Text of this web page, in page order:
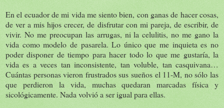
En el ecuador de mi vida me siento bien, con ganas de hacer cosas,
de ver a mis hijos crecer, de disfrutar con mi pareja, de escribir, de
vivir. No me preocupan las arrugas, ni la celulitis, no me gano la
vida como modelo de pasarela. Lo único que me inquieta es no
poder disponer de tiempo para hacer todo lo que me gustaría, la
vida es a veces tan inconsistente, tan voluble, tan casquivana…
Cuántas personas vieron frustrados sus sueños el 11-M, no sólo las
que perdieron la vida, muchas quedaran marcadas física y
sicológicamente. Nada volvió a ser igual para ellas.